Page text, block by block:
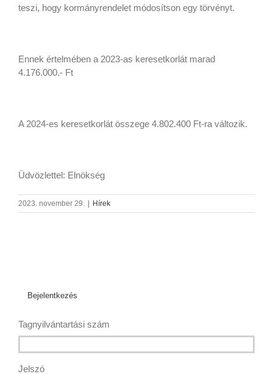
teszi, hogy kormányrendelet módosítson egy törvényt.
Ennek értelmében a 2023-as keresetkorlát marad
4.176.000.- Ft
A 2024-es keresetkorlát összege 4.802.400 Ft-ra változik.
Üdvözlettel: Elnökség
2023. november 29. Hírek
Bejelentkezés
Tagnyilvántartási szám
Jelszó